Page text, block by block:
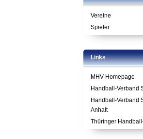
Vereine
Spieler
Links
MHV-Homepage
Handball-Verband
Handball-Verband
Anhalt
Thüringer